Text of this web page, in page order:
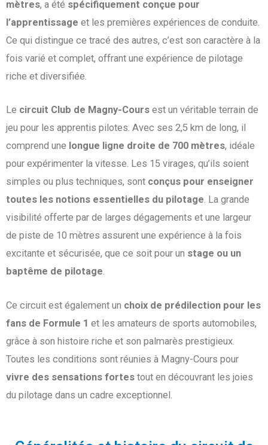
mètres, a été spécifiquement conçue pour
l’apprentissage et les premières expériences de conduite.
Ce qui distingue ce tracé des autres, c’est son caractère à la
fois varié et complet, offrant une expérience de pilotage
riche et diversifiée.
Le circuit Club de Magny-Cours est un véritable terrain de
jeu pour les apprentis pilotes. Avec ses 2,5 km de long, il
comprend une longue ligne droite de 700 mètres, idéale
pour expérimenter la vitesse. Les 15 virages, qu’ils soient
simples ou plus techniques, sont conçus pour enseigner
toutes les notions essentielles du pilotage. La grande
visibilité offerte par de larges dégagements et une largeur
de piste de 10 mètres assurent une expérience à la fois
excitante et sécurisée, que ce soit pour un stage ou un
baptême de pilotage.
Ce circuit est également un choix de prédilection pour les
fans de Formule 1 et les amateurs de sports automobiles,
grâce à son histoire riche et son palmarès prestigieux.
Toutes les conditions sont réunies à Magny-Cours pour
vivre des sensations fortes tout en découvrant les joies
du pilotage dans un cadre exceptionnel.